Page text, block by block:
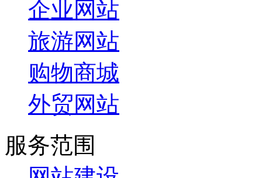
企业网站
旅游网站
购物商城
外贸网站
服务范围